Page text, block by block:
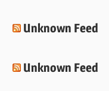
Unknown Feed
Unknown Feed